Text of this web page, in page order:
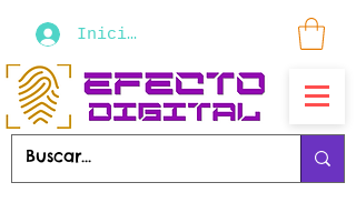
Iniciar sesión